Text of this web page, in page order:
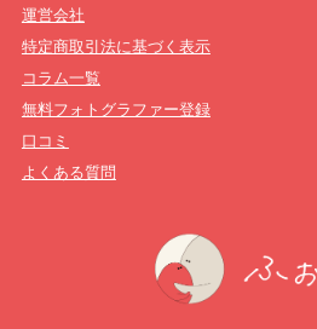
運営会社
特定商取引法に基づく表示
コラム一覧
無料フォトグラファー登録
口コミ
よくある質問